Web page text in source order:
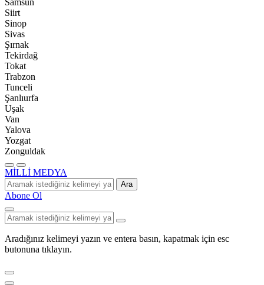
Samsun
Siirt
Sinop
Sivas
Şırnak
Tekirdağ
Tokat
Trabzon
Tunceli
Şanlıurfa
Uşak
Van
Yalova
Yozgat
Zonguldak
MİLLİ MEDYA
Ara
Abone Ol
Aradığınız kelimeyi yazın ve entera basın, kapatmak için esc
butonuna tıklayın.